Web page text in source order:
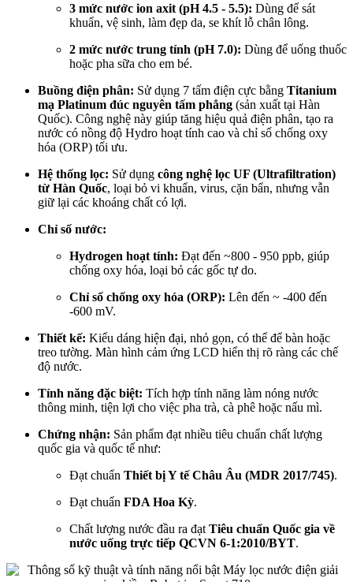
3 mức nước ion axit (pH 4.5 - 5.5): Dùng để sát
khuẩn, vệ sinh, làm đẹp da, se khít lỗ chân lông.
2 mức nước trung tính (pH 7.0): Dùng để uống thuốc
hoặc pha sữa cho em bé.
Buồng điện phân: Sử dụng 7 tấm điện cực bằng Titanium
mạ Platinum đúc nguyên tấm phẳng (sản xuất tại Hàn
Quốc). Công nghệ này giúp tăng hiệu quả điện phân, tạo ra
nước có nồng độ Hydro hoạt tính cao và chỉ số chống oxy
hóa (ORP) tối ưu.
Hệ thống lọc: Sử dụng công nghệ lọc UF (Ultrafiltration)
từ Hàn Quốc, loại bỏ vi khuẩn, virus, cặn bẩn, nhưng vẫn
giữ lại các khoáng chất có lợi.
Chỉ số nước:
Hydrogen hoạt tính: Đạt đến ~800 - 950 ppb, giúp
chống oxy hóa, loại bỏ các gốc tự do.
Chỉ số chống oxy hóa (ORP): Lên đến ~ -400 đến
-600 mV.
Thiết kế: Kiểu dáng hiện đại, nhỏ gọn, có thể để bàn hoặc
treo tường. Màn hình cảm ứng LCD hiển thị rõ ràng các chế
độ nước.
Tính năng đặc biệt: Tích hợp tính năng làm nóng nước
thông minh, tiện lợi cho việc pha trà, cà phê hoặc nấu mì.
Chứng nhận: Sản phẩm đạt nhiều tiêu chuẩn chất lượng
quốc gia và quốc tế như:
Đạt chuẩn Thiết bị Y tế Châu Âu (MDR 2017/745).
Đạt chuẩn FDA Hoa Kỳ.
Chất lượng nước đầu ra đạt Tiêu chuẩn Quốc gia về
nước uống trực tiếp QCVN 6-1:2010/BYT.